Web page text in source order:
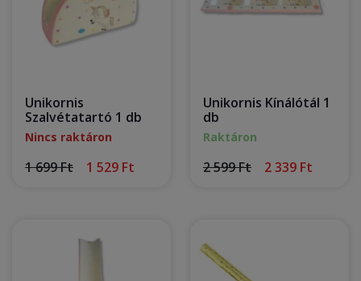
Unikornis
Szalvétatartó 1 db
Nincs raktáron
1 699 Ft 1 529 Ft
Unikornis Kínálótál 1
db
Raktáron
2 599 Ft 2 339 Ft